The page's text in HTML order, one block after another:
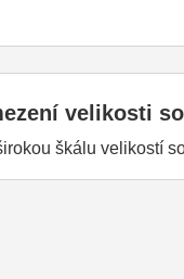
velikosti
škálu velikostí